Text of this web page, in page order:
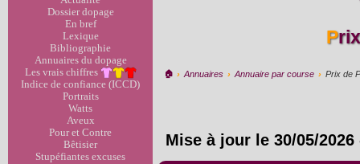
Dossier dopage
En bref
Lexique
Bibliographie
Annuaires du dopage
Les vrais chiffres
Indice de confiance (ICCD)
Portraits
Watts
Aveux
Pour et Contre
Bêtisier
Stupéfiantes excuses
🏠︎ › Annuaires › Annuaire par course › Prix de
Mise à jour le 30/05/2026